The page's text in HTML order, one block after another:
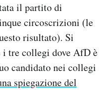
il partito di
circoscrizioni (le
risultato). Si
i tre collegi dove AfD è
candidato nei collegi
spiegazione del